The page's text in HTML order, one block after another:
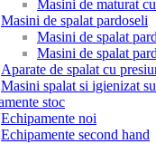
Masini de maturat
Masini de spalat pardoseli
Masini de spalat
Masini de spalat
Aparate de spalat cu
Masini spalat si igienizat
stoc
Echipamente noi
Echipamente second hand